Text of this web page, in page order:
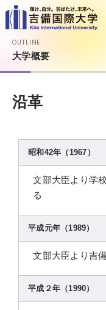
OUTLINE
大学概要
沿革
昭和42年（1967）
文部大臣より学
る
平成元年（1989）
文部大臣より吉
平成２年（1990）